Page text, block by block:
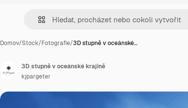
Domov/Stock/Fotografie/3D stupně v oceánské…
3D stupně v oceánské krajině
kjpargeter